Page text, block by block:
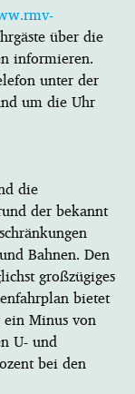
über die
informieren.
unter der
um die Uhr
die
der bekannt
Bahnen. Den
großzügiges
bietet
Minus von
U- und
bei den